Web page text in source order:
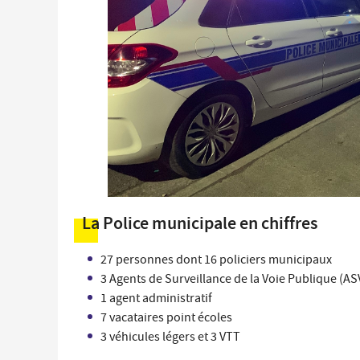
La Police municipale en chiffres
27 personnes dont 16 policiers municipaux
3 Agents de Surveillance de la Voie Publique
1 agent administratif
7 vacataires point écoles
3 véhicules légers et 3 VTT